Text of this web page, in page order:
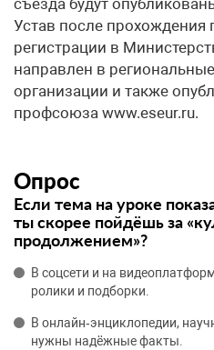
съезда будут
Устав после прохождения
регистрации в
направлен в
организации и также
профсоюза www.eseur.ru.
Опрос
Если тема на уроке
ты скорее пойдёшь за
продолжением»?
В соцсети и на
ролики и подборки.
В онлайн‑энциклопедии,
нужны надёжные факты.